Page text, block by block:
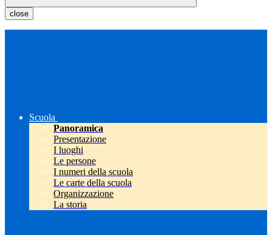
close
Scuola
Panoramica
Presentazione
I luoghi
Le persone
I numeri della scuola
Le carte della scuola
Organizzazione
La storia